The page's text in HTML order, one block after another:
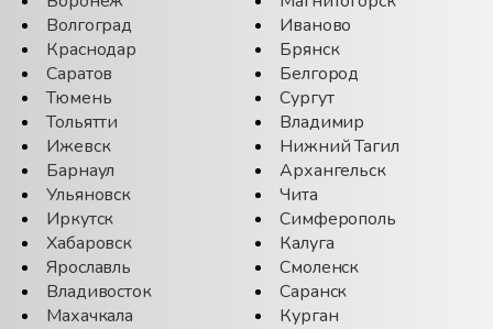
Волгоград
Краснодар
Саратов
Тюмень
Тольятти
Ижевск
Барнаул
Ульяновск
Иркутск
Хабаровск
Ярославль
Владивосток
Махачкала
Иваново
Брянск
Белгород
Сургут
Владимир
Нижний Тагил
Архангельск
Чита
Симферополь
Калуга
Смоленск
Саранск
Курган